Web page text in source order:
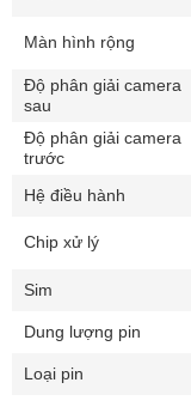
Màn hình rộng
Độ phân giải camera
sau
Độ phân giải camera
trước
Hệ điều hành
Chip xử lý
Sim
Dung lượng pin
Loại pin